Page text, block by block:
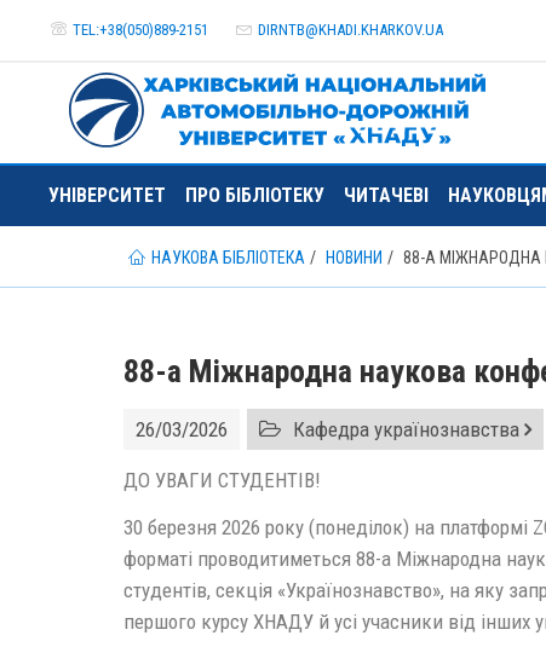
TEL:+38(050)889-2151 DIRNTB@KHADI.KHARKOV.UA
УНІВЕРСИТЕТ ПРО БІБЛІОТЕКУ ЧИТАЧЕВІ
НАУКОВА БІБЛІОТЕКА НОВИНИ 88-А МІЖНАРОДНА
88-а Міжнародна наукова
26/03/2026 Кафедра українознавства
ДО УВАГИ СТУДЕНТІВ!
30 березня 2026 року (понеділок) на платформі
форматі проводитиметься 88-а Міжнародна
студентів, секція «Українознавство», на яку
першого курсу ХНАДУ й усі учасники від інших